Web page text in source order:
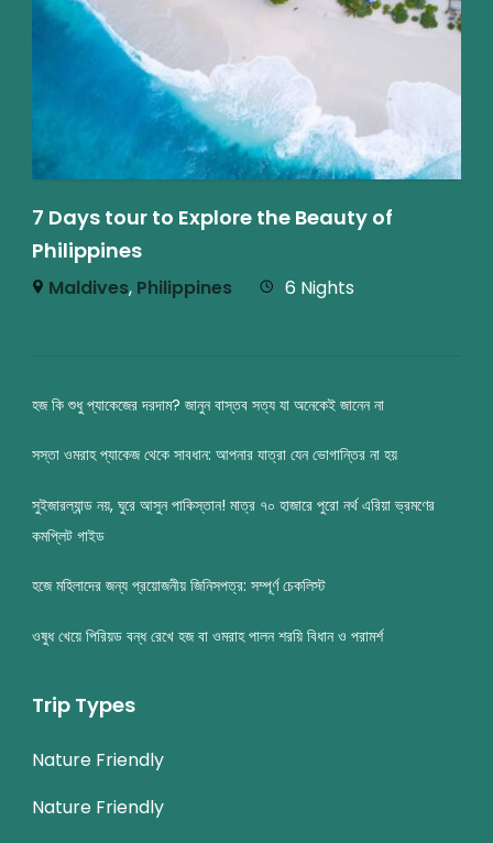
7 Days tour to Explore the Beauty of
Philippines
Maldives, Philippines 6 Nights
হজ কি শুধু প্যাকেজের দরদাম? জানুন বাস্তব সত্য যা অনেকেই জানেন না
সস্তা ওমরাহ প্যাকেজ থেকে সাবধান: আপনার যাত্রা যেন ভোগান্তির না হয়
সুইজারল্যান্ড নয়, ঘুরে আসুন পাকিস্তান! মাত্র ৭০ হাজারে পুরো নর্থ এরিয়া ভ্রমণের
কমপ্লিট গাইড
হজে মহিলাদের জন্য প্রয়োজনীয় জিনিসপত্র: সম্পূর্ণ চেকলিস্ট
ওষুধ খেয়ে পিরিয়ড বন্ধ রেখে হজ বা ওমরাহ পালন শরয়ি বিধান ও পরামর্শ
Trip Types
Nature Friendly
Nature Friendly